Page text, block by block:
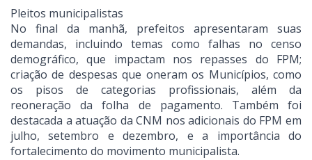
Pleitos municipalistas
No final da manhã, prefeitos apresentaram suas
demandas, incluindo temas como falhas no censo
demográfico, que impactam nos repasses do FPM;
criação de despesas que oneram os Municípios, como
os pisos de categorias profissionais, além da
reoneração da folha de pagamento. Também foi
destacada a atuação da CNM nos adicionais do FPM em
julho, setembro e dezembro, e a importância do
fortalecimento do movimento municipalista.